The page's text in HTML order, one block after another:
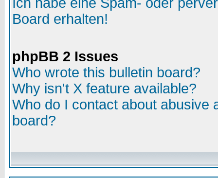
Board erhalten!
phpBB 2 Issues
Who wrote this bulletin board?
Why isn't X feature available?
Who do I contact about abusive
board?